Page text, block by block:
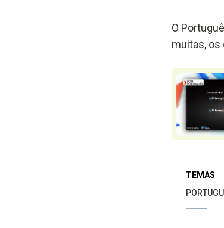
O
muitas, os
TEMAS